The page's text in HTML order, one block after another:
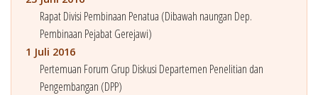
Rapat Divisi Pembinaan Penatua (Dibawah naungan Dep.
Pembinaan Pejabat Gerejawi)
1 Juli 2016
Pertemuan Forum Grup Diskusi Departemen Penelitian dan
Pengembangan (DPP)